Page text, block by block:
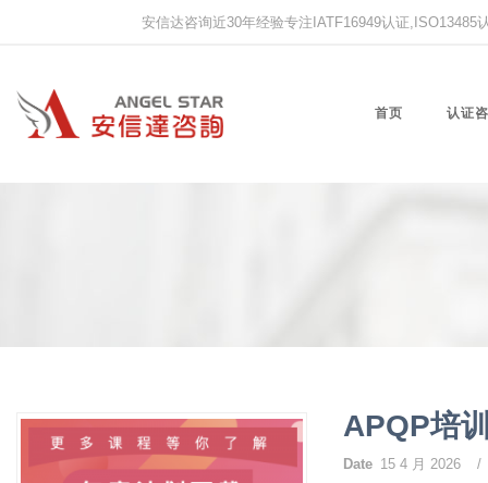
安信达咨询近30年经验专注IATF16949认证
首页 认证
APQP培
Date 15 4 月 2026 /